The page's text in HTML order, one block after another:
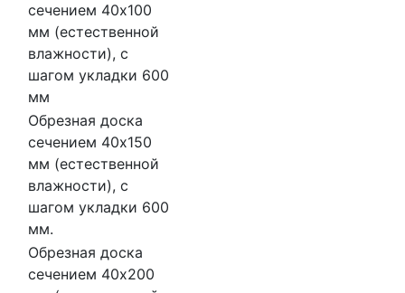
сечением 40х100
мм (естественной
влажности), с
шагом укладки 600
мм
Обрезная доска
сечением 40х150
мм (естественной
влажности), с
шагом укладки 600
мм.
Обрезная доска
сечением 40х200